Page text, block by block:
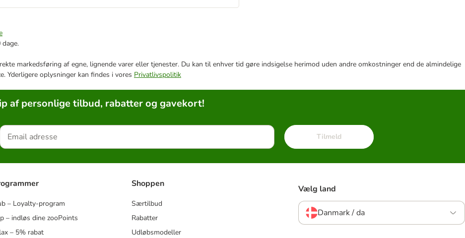
markedsføring af egne, lignende varer eller tjenester. Du kan til enhver tid gøre indsigelse herimod uden andre omkostninger end de almindelige
Yderligere oplysninger kan findes i vores Privatlivspolitik
af personlige tilbud, rabatter og gavekort!
Tilmeld
– Loyalty-program
– indløs dine zooPoints
– 5% rabat
Shoppen
Særtilbud
Rabatter
Udløbsmodeller
Vælg land
Danmark / da